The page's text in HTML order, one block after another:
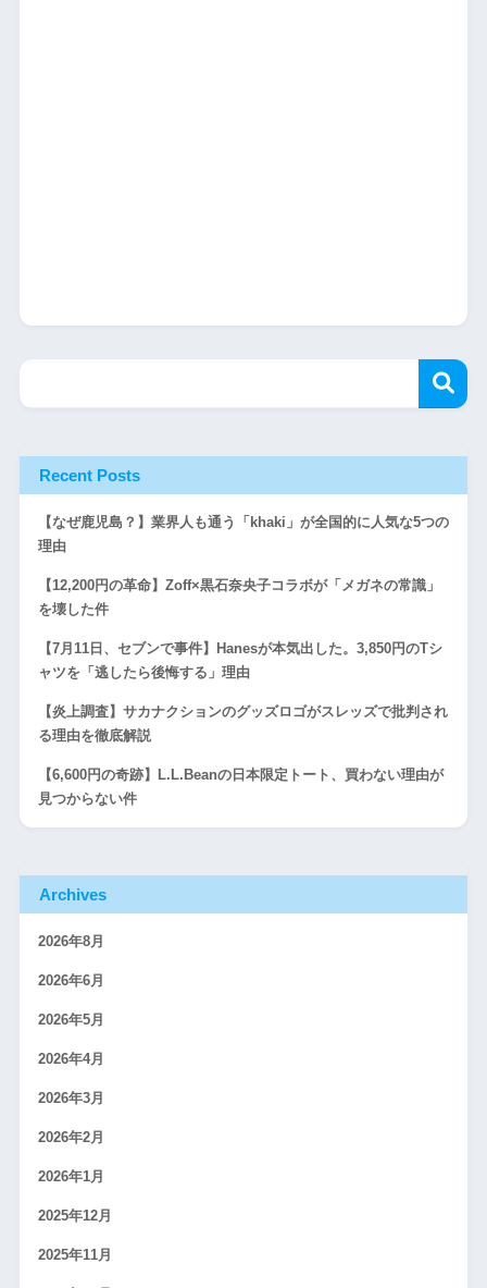
Recent Posts
【なぜ鹿児島？】業界人も通う「khaki」が全国的に人気な5つの
理由
【12,200円の革命】Zoff×黒石奈央子コラボが「メガネの常識」
を壊した件
【7月11日、セブンで事件】Hanesが本気出した。3,850円のTシ
ャツを「逃したら後悔する」理由
【炎上調査】サカナクションのグッズロゴがスレッズで批判され
る理由を徹底解説
【6,600円の奇跡】L.L.Beanの日本限定トート、買わない理由が
見つからない件
Archives
2026年8月
2026年6月
2026年5月
2026年4月
2026年3月
2026年2月
2026年1月
2025年12月
2025年11月